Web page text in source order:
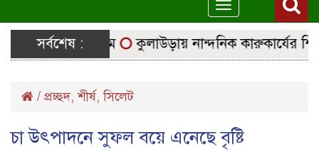
Toggle
navigation
সর্বশেষ :
সরঞ্জাম কুলাউড়ায় নান্দনিক কারুকার্যের শিব
/ প্রচ্ছদ,শীর্ষ,সিলেট
চা উৎপাদনে সুফল বয়ে এনেছে বৃষ্টি